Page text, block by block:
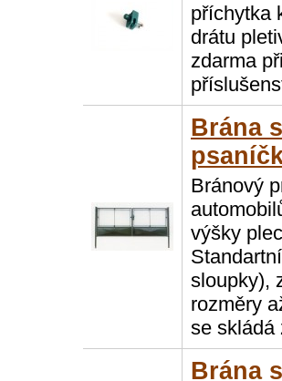
příchytka
drátu
zdarma
Brána
Bránový
výšky
sloupky),
rozměry
se skládá
Brána